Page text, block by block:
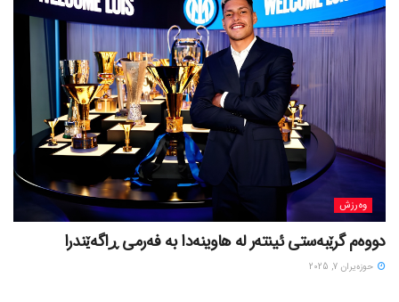
وەرزش
دووەم گرێبەستی ئینتەر لە هاوینەدا بە فەرمی ڕاگەێندرا
حوزه‌یران 7, 2025